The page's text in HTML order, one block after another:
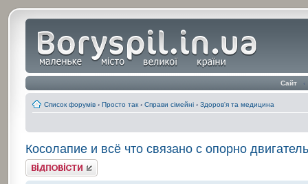
Сайт ‹
Список форумів ‹ Просто так ‹ Справи сімейні ‹ Здоров'я та медицина
Косолапие и всё что связано с опорно
Відповісти